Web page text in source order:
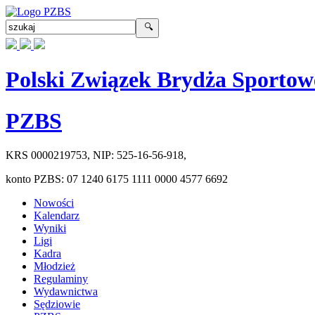
Polski Związek Brydża
PZBS
KRS 0000219753, NIP: 525-16-56-918,
konto PZBS: 07 1240 6175 1111 0000 4577 6692
Nowości
Kalendarz
Wyniki
Ligi
Kadra
Młodzież
Regulaminy
Wydawnictwa
Sędziowie